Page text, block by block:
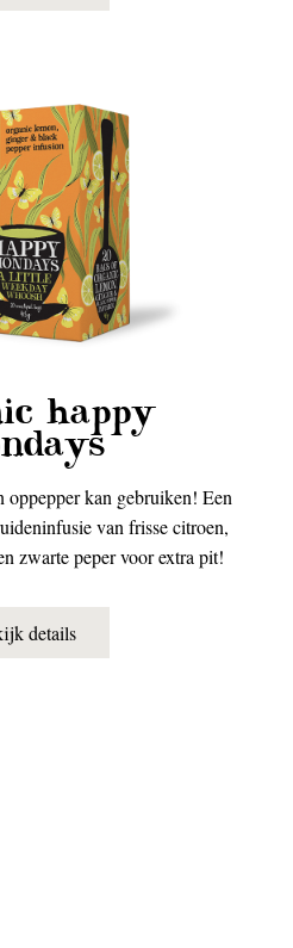
happy
oppepper kan gebruiken! Een
van frisse citroen,
zwarte peper voor extra pit!
details